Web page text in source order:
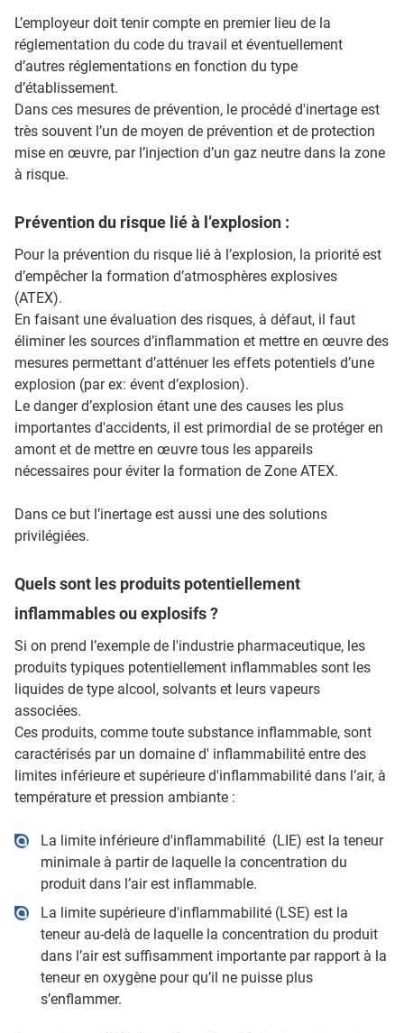
L’employeur doit tenir compte en premier lieu de la
réglementation du code du travail et éventuellement
d’autres réglementations en fonction du type
d’établissement.
Dans ces mesures de prévention, le procédé d'inertage est
très souvent l’un de moyen de prévention et de protection
mise en œuvre, par l’injection d’un gaz neutre dans la zone
à risque.
Prévention du risque lié à l’explosion :
Pour la prévention du risque lié à l’explosion, la priorité est
d’empêcher la formation d’atmosphères explosives
(ATEX).
En faisant une évaluation des risques, à défaut, il faut
éliminer les sources d’inflammation et mettre en œuvre des
mesures permettant d’atténuer les effets potentiels d’une
explosion (par ex: évent d’explosion).
Le danger d’explosion étant une des causes les plus
importantes d'accidents, il est primordial de se protéger en
amont et de mettre en œuvre tous les appareils
nécessaires pour éviter la formation de Zone ATEX.
Dans ce but l’inertage est aussi une des solutions
privilégiées.
Quels sont les produits potentiellement
inflammables ou explosifs ?
Si on prend l’exemple de l'industrie pharmaceutique, les
produits typiques potentiellement inflammables sont les
liquides de type alcool, solvants et leurs vapeurs
associées.
Ces produits, comme toute substance inflammable, sont
caractérisés par un domaine d' inflammabilité entre des
limites inférieure et supérieure d'inflammabilité dans l’air, à
température et pression ambiante :
La limite inférieure d'inflammabilité (LIE) est la teneur
minimale à partir de laquelle la concentration du
produit dans l’air est inflammable.
La limite supérieure d'inflammabilité (LSE) est la
teneur au-delà de laquelle la concentration du produit
dans l’air est suffisamment importante par rapport à la
teneur en oxygène pour qu’il ne puisse plus
s’enflammer.